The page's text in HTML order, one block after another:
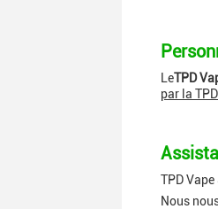
LeTPD
par la TPD
TPD
Nous